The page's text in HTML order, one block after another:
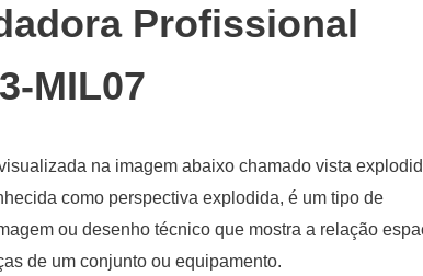
Profissional
MIL07
na imagem abaixo chamado vista
como perspectiva explodida, é um tipo de
ou desenho técnico que mostra a relação
de um conjunto ou equipamento.